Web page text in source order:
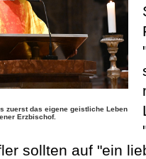
zuerst das eigene geistliche Leben
Erzbischof.
sollten auf "ein